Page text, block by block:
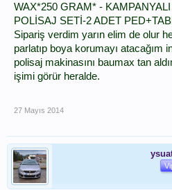
WAX*250 GRAM* -
POLİSAJ SETİ-2 ADET
Sipariş verdim yarın elim de olur
parlatıp boya korumayı atacağım
polisaj makinasını baumax tan
işimi görür heralde.
27 Mayıs 2014